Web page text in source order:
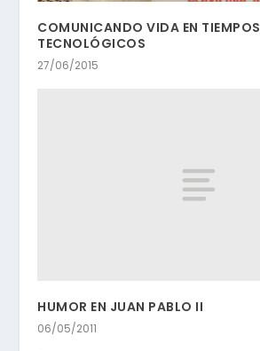
COMUNICANDO VIDA EN TIEMPOS
TECNOLÓGICOS
27/06/2015
HUMOR EN JUAN PABLO II
06/05/2011